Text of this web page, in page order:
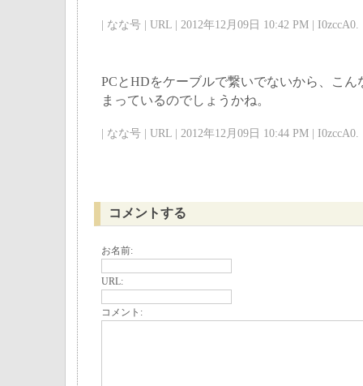
| なな号 | URL | 2012年12月09日 10:42 PM | I0zccA0.
PCとHDをケーブルで繋いでないから、こ
まっているのでしょうかね。
| なな号 | URL | 2012年12月09日 10:44 PM | I0zccA0.
コメントする
お名前:
URL:
コメント: